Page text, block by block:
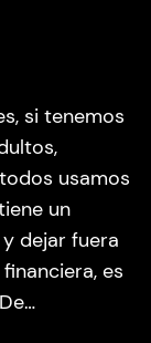
si tenemos
usamos
un
dejar fuera
es